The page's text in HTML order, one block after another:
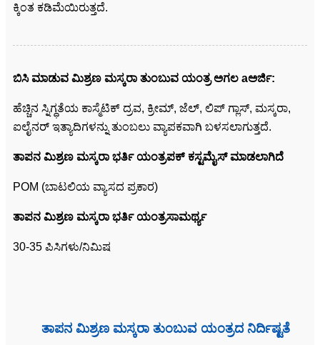
ಕ್ಕಿಂತ ಕಡಿಮೆಯಿರುತ್ತದೆ.
ಬಿಸಿ ಮಾಡುವ ಮಿಶ್ರಣ ಮಸ್ಕರಾ ತುಂಬುವ ಯಂತ್ರ ಅಗಲ aಅರ್ಜಿ:
ಹೆಚ್ಚಿನ ಸ್ನಿಗ್ಧತೆಯ ಕಾಸ್ಮೆಟಿಕ್ ದ್ರವ, ಕ್ರೀಮ್, ಜೆಲ್, ಲಿಪ್ ಗ್ಲಾಸ್, ಮಸ್ಕರಾ,
ಐಲೈನರ್ ಇತ್ಯಾದಿಗಳನ್ನು ತುಂಬಲು ವ್ಯಾಪಕವಾಗಿ ಬಳಸಲಾಗುತ್ತದೆ.
ತಾಪನ ಮಿಶ್ರಣ ಮಸ್ಕರಾ ಭರ್ತಿ ಯಂತ್ರಪಕ್ ಕಸ್ಟಮೈಸ್ ಮಾಡಲಾಗಿದೆ
POM (ಬಾಟಲಿಯ ವ್ಯಾಸದ ಪ್ರಕಾರ)
ತಾಪನ ಮಿಶ್ರಣ ಮಸ್ಕರಾ ಭರ್ತಿ ಯಂತ್ರಸಾಮರ್ಥ್ಯ
30-35 ಪಿಸಿಗಳು/ನಿಮಿಷ
ತಾಪನ ಮಿಶ್ರಣ ಮಸ್ಕರಾ ತುಂಬುವ ಯಂತ್ರದ ನಿರ್ದಿಷ್ಟತೆ